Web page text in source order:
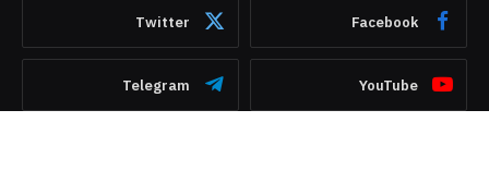
Facebook
Twitter
YouTube
Telegram